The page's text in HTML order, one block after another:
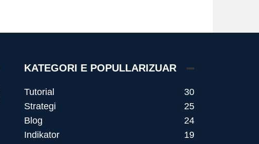
KATEGORI E POPULLARIZUAR
Tutorial
30
Strategi
25
Blog
24
Indikator
19